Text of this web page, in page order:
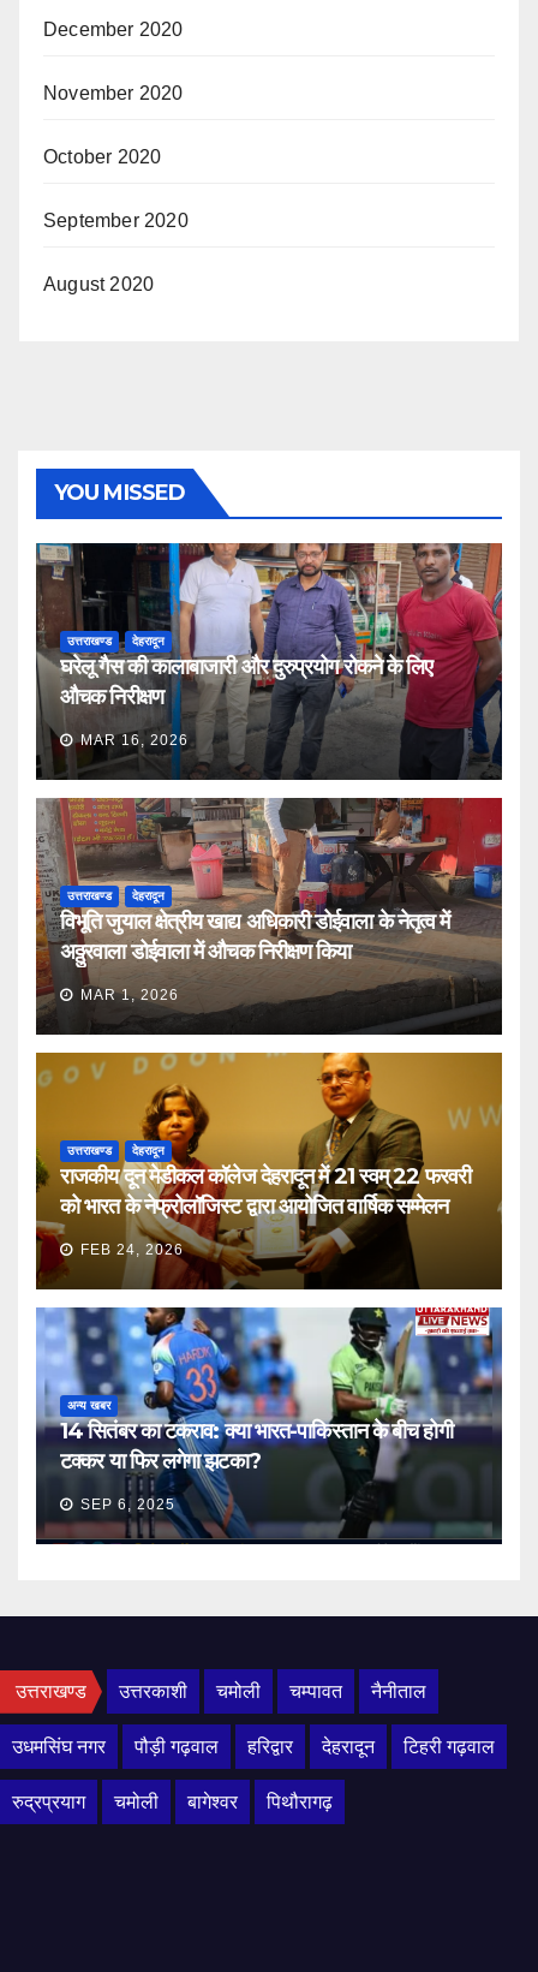
December 2020
November 2020
October 2020
September 2020
August 2020
YOU MISSED
उत्तराखण्ड देहरादून
घरेलू गैस की कालाबाजारी और दुरुप्रयोग रोकने के लिए
औचक निरीक्षण
MAR 16, 2026
उत्तराखण्ड देहरादून
विभूति जुयाल क्षेत्रीय खाद्य अधिकारी डोईवाला के नेतृत्व में
अठ्ठुरवाला डोईवाला में औचक निरीक्षण किया
MAR 1, 2026
उत्तराखण्ड देहरादून
राजकीय दून मेडीकल कॉलेज देहरादून में 21 स्वम् 22 फरवरी
को भारत के नेफ्रोलॉजिस्ट द्वारा आयोजित वार्षिक सम्मेलन
FEB 24, 2026
अन्य खबर
14 सितंबर का टकराव: क्या भारत-पाकिस्तान के बीच होगी
टक्कर या फिर लगेगा झटका?
SEP 6, 2025
उत्तराखण्ड उत्तरकाशी चमोली चम्पावत नैनीताल
उधमसिंघ नगर पौड़ी गढ़वाल हरिद्वार देहरादून टिहरी गढ़वाल
रुद्रप्रयाग चमोली बागेश्वर पिथौरागढ़